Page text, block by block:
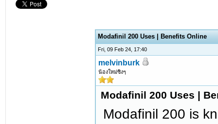
Modafinil 200 Uses | Benefits Online
Fri, 09 Feb 24, 17:40
melvinburk
น้องใหม่ซิงๆ
Modafinil 200 Uses |
Modafinil 200 is